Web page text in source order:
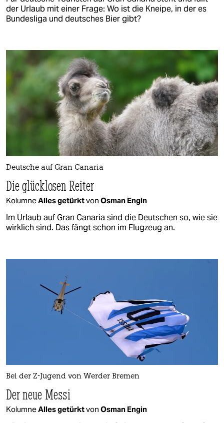
der Urlaub mit einer Frage: Wo ist die Kneipe, in der es
Bundesliga und deutsches Bier gibt?
Deutsche auf Gran Canaria
Die glücklosen Reiter
KolumneAlles getürktvon Osman Engin
Im Urlaub auf Gran Canaria sind die Deutschen so, wie sie
wirklich sind. Das fängt schon im Flugzeug an.
Bei der Z-Jugend von Werder Bremen
Der neue Messi
KolumneAlles getürktvon Osman Engin